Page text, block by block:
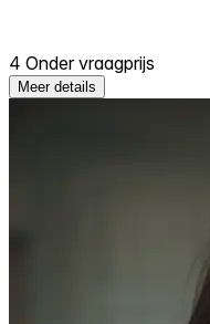
4 Onder vraagprijs
Meer details